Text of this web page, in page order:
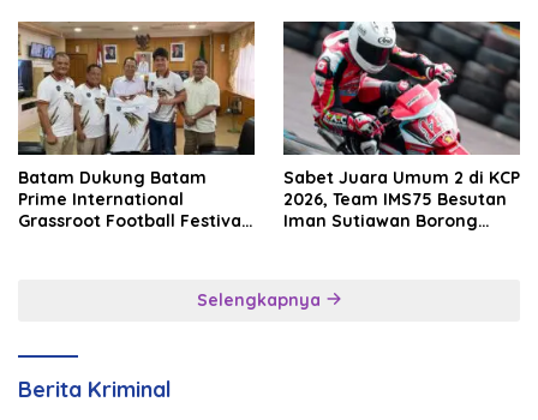
Batam Dukung Batam
Prime International
Grassroot Football Festival
Sabet Juara Umum 2 di KCP
2026, Team IMS75 Besutan
Iman Sutiawan Borong
Selengkapnya
Berita Kriminal